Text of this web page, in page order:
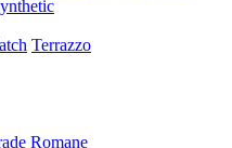
Terrazzo
Romane